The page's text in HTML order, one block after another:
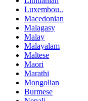
Luxembou..
Macedonian
Malagasy
Malay
Malayalam
Maltese
Maori
Marathi
Mongolian
Burmese